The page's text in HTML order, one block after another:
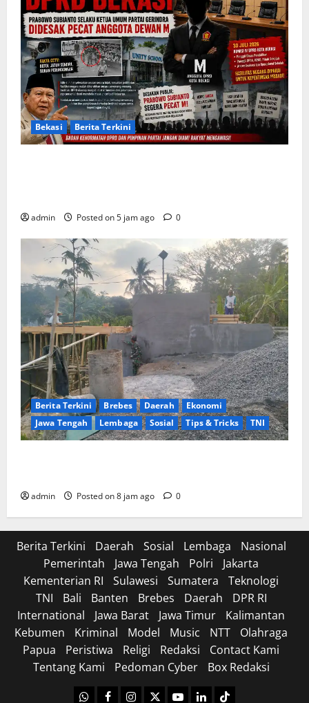
Bekasi Berita Terkini
admin Posted on 5 jam ago 0
Berita Terkini Brebes Daerah
Ekonomi
Jawa Tengah
Lembaga Sosial Tips & Tricks TNI
admin Posted on 8 jam ago 0
Berita Terkini Daerah Sosial Lembaga
Nasional
Pemerintah
Jawa Tengah Polri
Jakarta
Kementerian RI
Sulawesi Sumatera
Teknologi
TNI
Bali Banten Brebes Daerah
DPR RI
International
Jawa Barat Jawa Timur
Kalimantan
Kebumen
Kriminal Model Music NTT
Olahraga
Papua
Peristiwa Religi Redaksi
Contact Kami
Tentang Kami
Pedoman Cyber Box Redaksi
WhatsApp
Facebook
Instagram
X YoutubelinkedinTiktok